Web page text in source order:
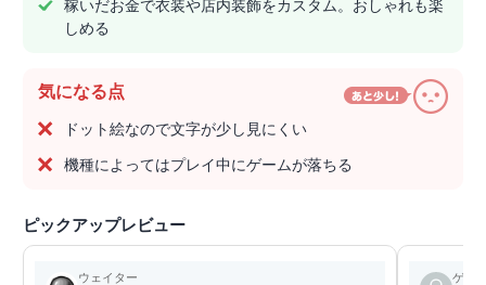
稼いだお金で衣装や店内装飾をカスタム。おしゃれも楽
しめる
気になる点
ドット絵なので文字が少し見にくい
機種によってはプレイ中にゲームが落ちる
ピックアップレビュー
ウェイター ゲス